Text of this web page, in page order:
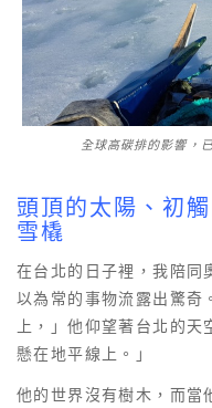
全球高碳排的影響，
頭頂的太陽、初
雪橇
在台北的日子裡，我陪同
以為常的事物流露出驚奇
上，」他仰望著台北的
懸在地平線上。」
他的世界沒有樹木，而當